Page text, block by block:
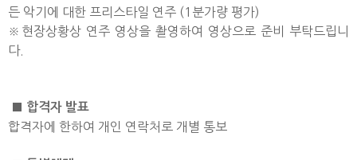
든 악기에 대한 프리스타일 연주 (1분가량 평가)
※현장상황상 연주 영상을 촬영하여 영상으로 준비 부탁드립니
다.
■ 합격자 발표
합격자에 한하여 개인 연락처로 개별 통보